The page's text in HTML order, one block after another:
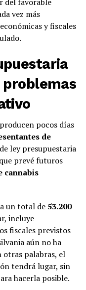
vez más
y fiscales
problemas
pocos días
de
ley presupuestaria
prevé futuros
cannabis
un total de 53.200
incluye
fiscales previstos
aún no ha
otras palabras, el
tendrá lugar, sin
hacerla posible.